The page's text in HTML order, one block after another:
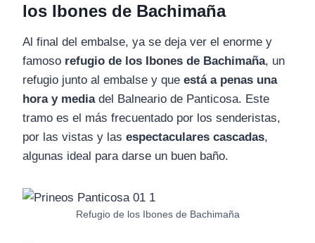
los Ibones de Bachimaña
Al final del embalse, ya se deja ver el enorme y
famoso refugio de los Ibones de Bachimaña, un
refugio junto al embalse y que está a penas una
hora y mediadel Balneario de Panticosa. Este
tramo es el más frecuentado por los senderistas,
por las vistas y las espectaculares cascadas,
algunas ideal para darse un buen baño.
Refugio de los Ibones de Bachimaña